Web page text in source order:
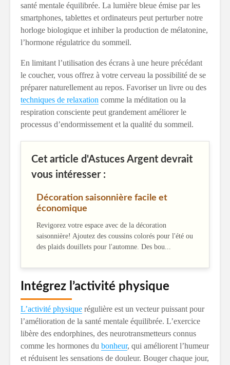
santé mentale équilibrée. La lumière bleue émise par les
smartphones, tablettes et ordinateurs peut perturber notre
horloge biologique et inhiber la production de mélatonine,
l’hormone régulatrice du sommeil.
En limitant l’utilisation des écrans à une heure précédant
le coucher, vous offrez à votre cerveau la possibilité de se
préparer naturellement au repos. Favoriser un livre ou des
techniques de relaxation comme la méditation ou la
respiration consciente peut grandement améliorer le
processus d’endormissement et la qualité du sommeil.
Cet article d'Astuces Argent devrait
vous intéresser :
Décoration saisonnière facile et
économique
Revigorez votre espace avec de la décoration
saisonnière! Ajoutez des coussins colorés pour l'été ou
des plaids douillets pour l'automne. Des bou...
Intégrez l’activité physique
L’activité physique régulière est un vecteur puissant pour
l’amélioration de la santé mentale équilibrée. L’exercice
libère des endorphines, des neurotransmetteurs connus
comme les hormones du bonheur, qui améliorent l’humeur
et réduisent les sensations de douleur. Bouger chaque jour,